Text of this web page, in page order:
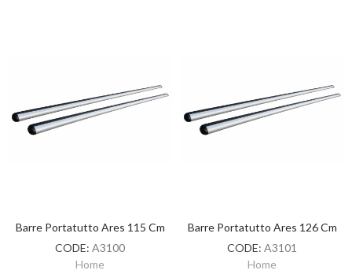
Barre Portatutto Ares 115 Cm
CODE: A3100
Home
Barre Portatutto Ares 126 Cm
CODE: A3101
Home